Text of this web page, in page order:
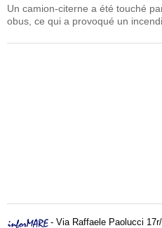
Un camion-citerne a été touché
obus, ce qui a provoqué un
- Via Raffaele Paolucci